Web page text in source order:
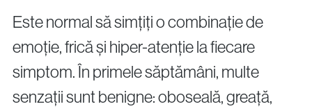
Este normal să simțiți o combinație de
emoție, frică și hiper-atenție la fiecare
simptom. În primele săptămâni, multe
senzații sunt benigne: oboseală, greață,